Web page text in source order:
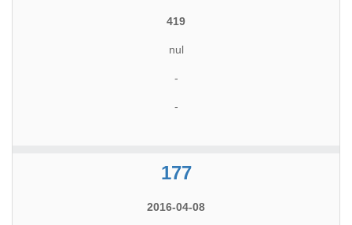
419
nul
-
-
177
2016-04-08